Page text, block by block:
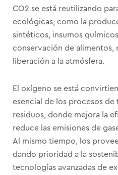
CO2 se está reutilizando
ecológicas, como la
sintéticos, insumos
conservación de alimentos,
liberación a la atmósfera.
El oxígeno se está
esencial de los procesos
residuos, donde mejora la
reduce las emisiones de
Al mismo tiempo, los
dando prioridad a la
tecnologías avanzadas de